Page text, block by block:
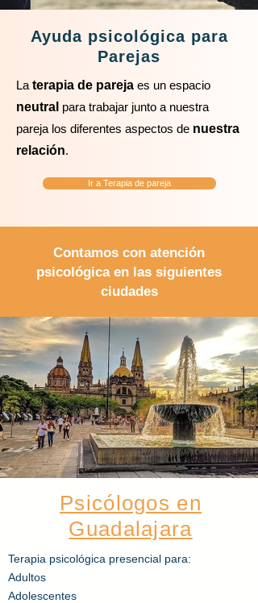
Ayuda psicológica para
Parejas
La terapia de pareja es un espacio
neutral para trabajar junto a nuestra
pareja los diferentes aspectos de nuestra
relación.
Ir a Terapia de pareja
Contamos con atención
psicológica en las siguientes
ciudades
Psicólogos en
Guadalajara
Terapia psicológica presencial para:
Adultos​
Adolescentes